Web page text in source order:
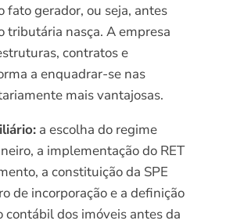
fato gerador, ou seja, antes
tributária nasça. A empresa
contratos e
a enquadrar-se nas
mais vantajosas.
a escolha do regime
a implementação do RET
a constituição da SPE
de incorporação e a definição
contábil dos imóveis antes da